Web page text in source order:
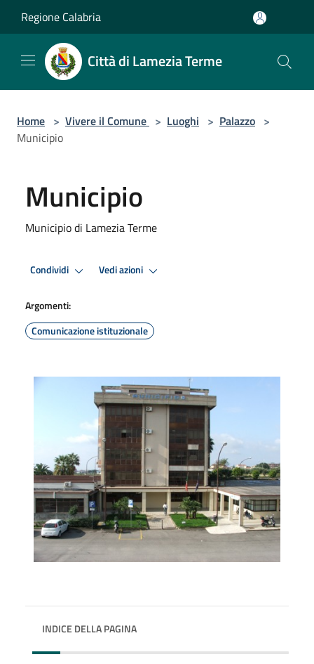
Regione Calabria
Città di Lamezia Terme
Home > Vivere il Comune > Luoghi > Palazzo >
Municipio
Municipio
Municipio di Lamezia Terme
Condividi Vedi azioni
Argomenti:
Comunicazione istituzionale
INDICE DELLA PAGINA